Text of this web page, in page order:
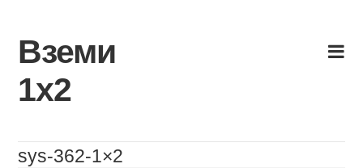
content
Вземи
1х2
sys-362-1×2